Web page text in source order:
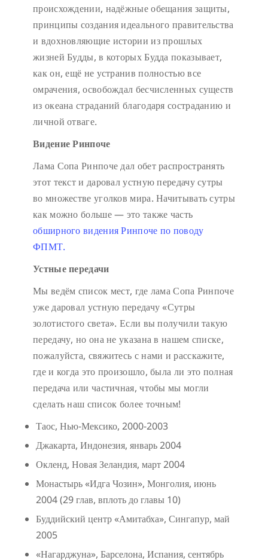
происхождении, надёжные обещания защиты,
принципы создания идеального правительства
и вдохновляющие истории из прошлых
жизней Будды, в которых Будда показывает,
как он, ещё не устранив полностью все
омрачения, освобождал бесчисленных существ
из океана страданий благодаря состраданию и
личной отваге.
Видение Ринпоче
Лама Сопа Ринпоче дал обет распространять
этот текст и даровал устную передачу сутры
во множестве уголков мира. Начитывать сутры
как можно больше — это также часть
обширного видения Ринпоче по поводу
ФПМТ.
Устные передачи
Мы ведём список мест, где лама Сопа Ринпоче
уже даровал устную передачу «Сутры
золотистого света». Если вы получили такую
передачу, но она не указана в нашем списке,
пожалуйста, свяжитесь с нами и расскажите,
где и когда это произошло, была ли это полная
передача или частичная, чтобы мы могли
сделать наш список более точным!
Таос, Нью-Мексико, 2000-2003
Джакарта, Индонезия, январь 2004
Окленд, Новая Зеландия, март 2004
Монастырь «Идга Чозин», Монголия, июнь
2004 (29 глав, вплоть до главы 10)
Буддийский центр «Амитабха», Сингапур, май
2005
«Нагарджуна», Барселона, Испания, сентябрь